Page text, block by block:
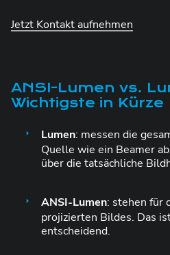
Jetzt Kontakt aufnehmen
ANSI-Lumen vs.
Wichtigste in Kürze
Lumen: messen die
Quelle wie ein Beamer
über die tatsächliche
ANSI-Lumen: stehen für
projizierten Bildes. Das
entscheidend.